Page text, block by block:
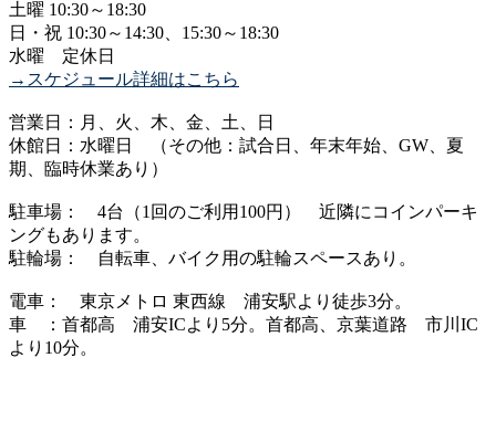
土曜 10:30～18:30
日・祝 10:30～14:30、15:30～18:30
水曜 定休日
→スケジュール詳細はこちら
営業日：月、火、木、金、土、日
休館日：水曜日 （その他：試合日、年末年始、GW、夏
期、臨時休業あり）
駐車場： 4台（1回のご利用100円） 近隣にコインパーキ
ングもあります。
駐輪場： 自転車、バイク用の駐輪スペースあり。
電車： 東京メトロ 東西線 浦安駅より徒歩3分。
車 ：首都高 浦安ICより5分。首都高、京葉道路 市川IC
より10分。